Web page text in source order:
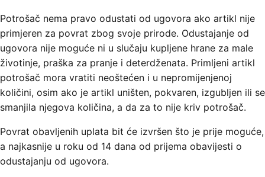
Potrošač nema pravo odustati od ugovora ako artikl nije
primjeren za povrat zbog svoje prirode. Odustajanje od
ugovora nije moguće ni u slučaju kupljene hrane za male
životinje, praška za pranje i deterdženata. Primljeni artikl
potrošač mora vratiti neoštećen i u nepromijenjenoj
količini, osim ako je artikl uništen, pokvaren, izgubljen ili se
smanjila njegova količina, a da za to nije kriv potrošač.
Povrat obavljenih uplata bit će izvršen što je prije moguće,
a najkasnije u roku od 14 dana od prijema obavijesti o
odustajanju od ugovora.